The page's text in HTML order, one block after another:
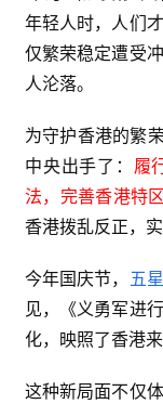
年轻人时，人们
仅繁荣稳定遭受
人沦落。
为守护香港的繁
中央出手了： 履
法，完善香港特
香港拨乱反正，
今年国庆节， 五星
见，《义勇军进
化，映照了香港
这种新局面不仅